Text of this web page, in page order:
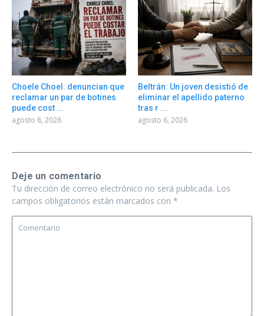
Choele Choel: denuncian que
reclamar un par de botines
puede cost ...
agosto 8, 2026
Beltrán: Un joven desistió de
eliminar el apellido paterno
tras r ...
agosto 6, 2026
Deje un comentario
Tu dirección de correo electrónico no será publicada. Los
campos obligatorios están marcados con *